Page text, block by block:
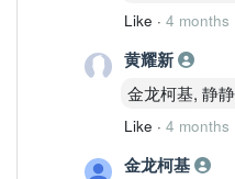
Like · 4 months
黄耀新
金龙柯基, 静
Like · 4 months
金龙柯基